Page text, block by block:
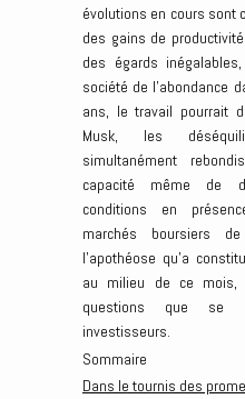
évolutions en cours sont
des gains de
des égards
société de l’abondance
ans, le travail pourrait
Musk, les
simultanément
capacité même de
conditions en
marchés boursiers
l’apothéose qu’a
au milieu de ce mois,
questions que se
investisseurs.
Sommaire
Dans le tournis des